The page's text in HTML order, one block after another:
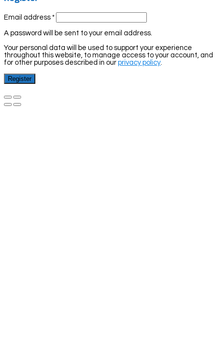
Email address *
A password will be sent to your email address.
Your personal data will be used to support your experience
throughout this website, to manage access to your account, and
for other purposes described in our privacy policy.
Register